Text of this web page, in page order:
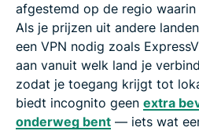
afgestemd op de regio
Als je prijzen uit andere
een VPN nodig zoals
aan vanuit welk land je
zodat je toegang krijgt tot
biedt incognito geen extra
onderweg bent — iets wat